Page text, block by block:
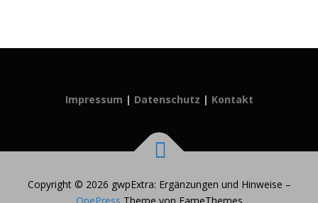
Impressum | Datenschutz | Kontakt
Copyright © 2026 gwpExtra: Ergänzungen und Hinweise –